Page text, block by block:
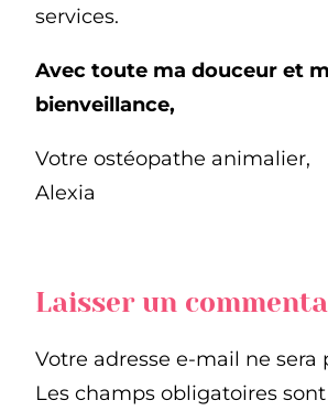
services.
Avec toute ma douceur et
bienveillance,
Votre ostéopathe animalier,
Alexia
Laisser un
Votre adresse e-mail ne sera
Les champs obligatoires